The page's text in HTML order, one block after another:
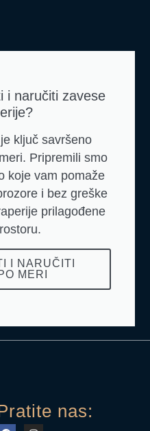
i naručiti zavese
ključ savršeno
Pripremili smo
koje vam pomaže
i bez greške
prilagođene
I NARUČITI
MERI
nas: